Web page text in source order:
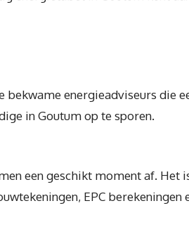
energieadviseurs die
in Goutum op te sporen.
een geschikt moment af.
EPC berekeningen